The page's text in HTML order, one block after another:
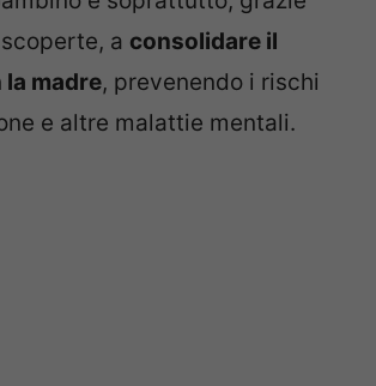
a consolidare il
la madre, prevenendo i rischi
e altre malattie mentali.